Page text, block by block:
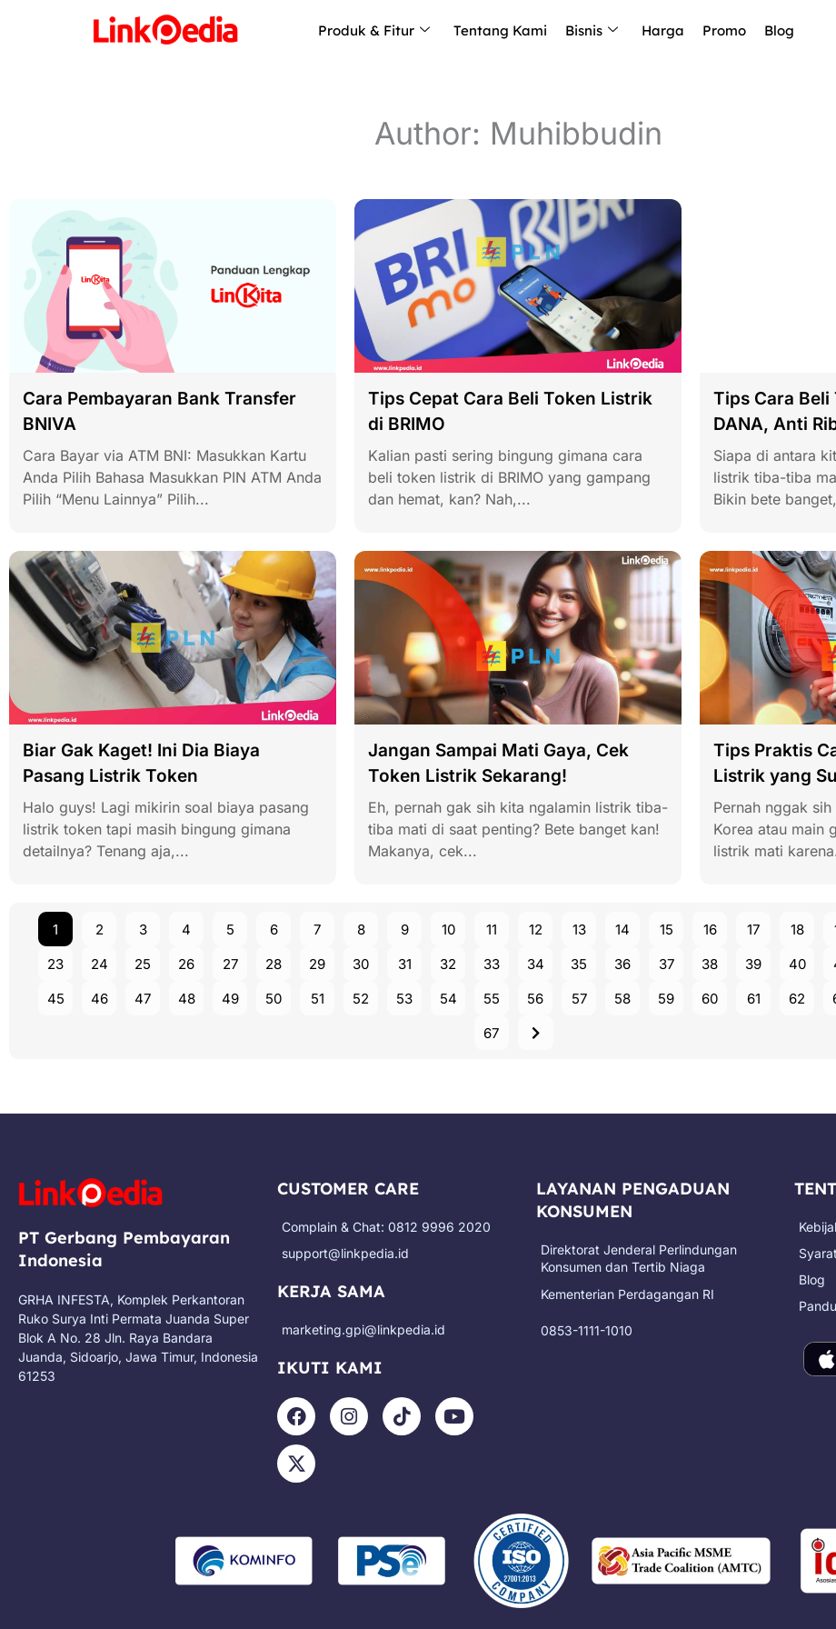
Produk & Fitur Tentang Kami Bisnis Harga Promo Blog
Author: Muhibbudin
Cara Pembayaran Bank Transfer
BNIVA
Cara Bayar via ATM BNI: Masukkan Kartu
Anda Pilih Bahasa Masukkan PIN ATM Anda
Pilih “Menu Lainnya” Pilih...
Tips Cepat Cara Beli Token Listrik
di BRIMO
Kalian pasti sering bingung gimana cara
beli token listrik di BRIMO yang gampang
dan hemat, kan? Nah,...
Tips Cara
DANA, Anti
Siapa di antara
listrik tiba-tiba
Bikin bete
Biar Gak Kaget! Ini Dia Biaya
Pasang Listrik Token
Halo guys! Lagi mikirin soal biaya pasang
listrik token tapi masih bingung gimana
detailnya? Tenang aja,...
Jangan Sampai Mati Gaya, Cek
Token Listrik Sekarang!
Eh, pernah gak sih kita ngalamin listrik tiba-
tiba mati di saat penting? Bete banget kan!
Makanya, cek...
Tips Praktis
Listrik yang
Pernah nggak
Korea atau main
listrik mati
1 2 3 4 5 6 7 8 9 10 11 12 13 14 15 16 17 18
23
24 25 26 27 28 29 30 31 32 33 34 35 36 37 38 39 40
45
46 47 48 49 50 51 52 53 54 55 56 57 58 59 60 61 62
67
PT Gerbang Pembayaran
Indonesia
GRHA INFESTA, Komplek Perkantoran
Ruko Surya Inti Permata Juanda Super
Blok A No. 28 Jln. Raya Bandara
Juanda, Sidoarjo, Jawa Timur, Indonesia
61253
CUSTOMER CARE
Complain & Chat: 0812 9996 2020
support@linkpedia.id
KERJA SAMA
marketing.gpi@linkpedia.id
IKUTI KAMI
F
a
c
e
b
k
I
n
a
T
i
Y
o
X
-
t
w
i
e
r
LAYANAN PENGADUAN
KONSUMEN
Direktorat Jenderal Perlindungan
Konsumen dan Tertib Niaga
Kementerian Perdagangan RI
0853-1111-1010
Blog